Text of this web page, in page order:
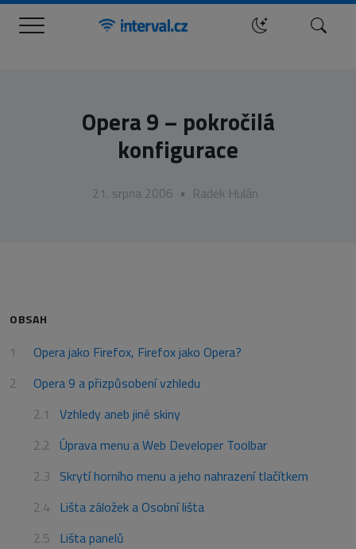
Menu Hledat
Opera 9 – pokročilá
konfigurace
21. srpna 2006 • Radek Hulán
OBSAH
Opera jako Firefox, Firefox jako Opera?
Opera 9 a přizpůsobení vzhledu
Vzhledy aneb jiné skiny
Úprava menu a Web Developer Toolbar
Skrytí horního menu a jeho nahrazení tlačítkem
Lišta záložek a Osobní lišta
Lišta panelů